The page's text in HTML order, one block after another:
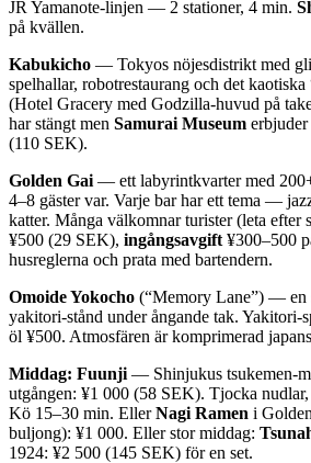
JR Yamanote-linjen — 2 stationer, 4 min.
på kvällen.
Kabukicho — Tokyos nöjesdistrikt med
spelhallar, robotrestaurang och det
(Hotel Gracery med Godzilla-huvud på
har stängt men Samurai Museum
(110 SEK).
Golden Gai — ett labyrintkvarter med
4–8 gäster var. Varje bar har ett tema —
katter. Många välkomnar turister (leta efter
¥500 (29 SEK), ingångsavgift ¥300–500
husreglerna och prata med bartendern.
Omoide Yokocho (“Memory Lane”) — en
yakitori-stånd under ångande tak. Yakitori-
öl ¥500. Atmosfären är komprimerad
Middag: Fuunji — Shinjukus tsukemen-
utgången: ¥1 000 (58 SEK). Tjocka
Kö 15–30 min. EllerNagi Ramen i
buljong): ¥1 000. Eller stor middag:
1924: ¥2 500 (145 SEK) för en set.